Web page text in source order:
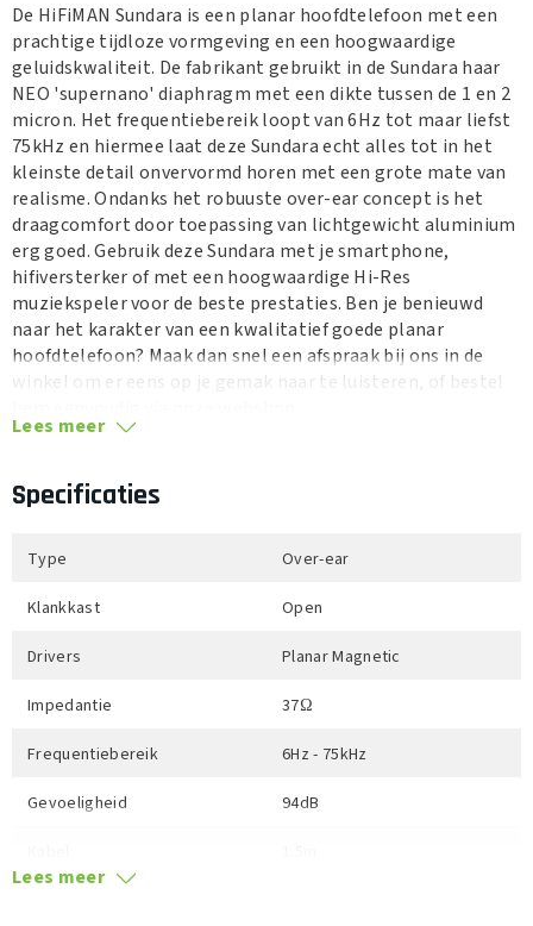
De HiFiMAN Sundara is een planar hoofdtelefoon met een
prachtige tijdloze vormgeving en een hoogwaardige
geluidskwaliteit. De fabrikant gebruikt in de Sundara haar
NEO 'supernano' diaphragm met een dikte tussen de 1 en 2
micron. Het frequentiebereik loopt van 6Hz tot maar liefst
75kHz en hiermee laat deze Sundara echt alles tot in het
kleinste detail onvervormd horen met een grote mate van
realisme. Ondanks het robuuste over-ear concept is het
draagcomfort door toepassing van lichtgewicht aluminium
erg goed. Gebruik deze Sundara met je smartphone,
hifiversterker of met een hoogwaardige Hi-Res
muziekspeler voor de beste prestaties. Ben je benieuwd
naar het karakter van een kwalitatief goede planar
hoofdtelefoon? Maak dan snel een afspraak bij ons in de
winkel om er eens op je gemak naar te luisteren, of bestel
Lees meer
Specificaties
Type Over-ear
Klankkast Open
Drivers Planar Magnetic
Impedantie 37Ω
Frequentiebereik 6Hz - 75kHz
Gevoeligheid 94dB
Lees meer